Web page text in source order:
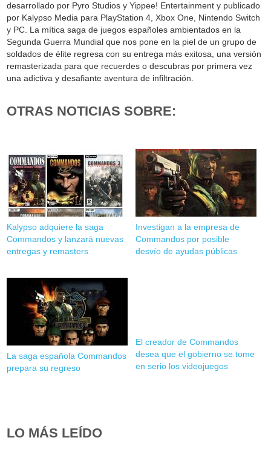
desarrollado por Pyro Studios y Yippee! Entertainment y publicado
por Kalypso Media para PlayStation 4, Xbox One, Nintendo Switch
y PC. La mítica saga de juegos españoles ambientados en la
Segunda Guerra Mundial que nos pone en la piel de un grupo de
soldados de élite regresa con su entrega más exitosa, una versión
remasterizada para que recuerdes o descubras por primera vez
una adictiva y desafiante aventura de infiltración.
OTRAS NOTICIAS SOBRE:
Kalypso adquiere la saga
Commandos y lanzará nuevas
entregas y remasters
Investigan a la empresa de
Commandos por posible
desvío de ayudas públicas
La saga española Commandos
prepara su regreso
El creador de Commandos
desea que el gobierno se tome
en serio los videojuegos
LO MÁS LEÍDO